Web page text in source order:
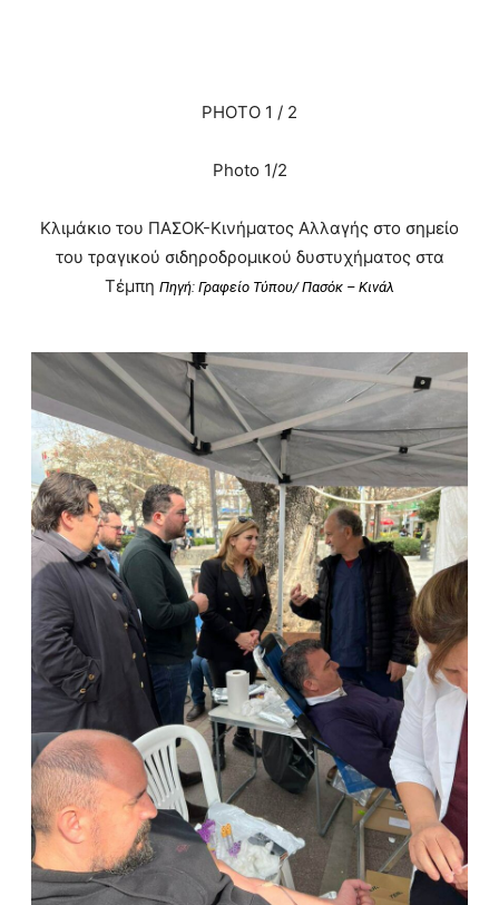
PHOTO 1 / 2
Photo 1/2
Κλιμάκιο του ΠΑΣΟΚ-Κινήματος Αλλαγής στο σημείο
του τραγικού σιδηροδρομικού δυστυχήματος στα
Τέμπη Πηγή: Γραφείο Τύπου/ Πασόκ – Κινάλ